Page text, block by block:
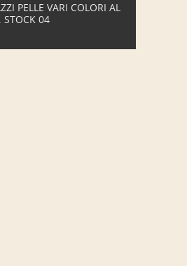
PELLE VARI COLORI AL
STOCK 04